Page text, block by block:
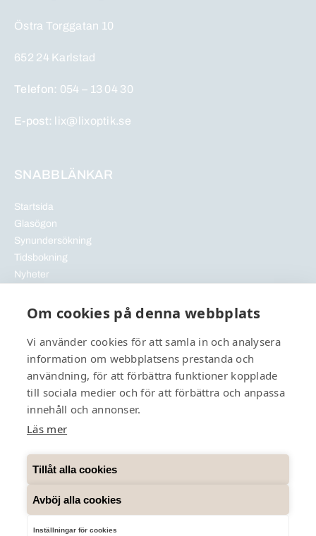
Om cookies på denna webbplats
Vi använder cookies för att samla in och analysera
information om webbplatsens prestanda och
användning, för att förbättra funktioner kopplade
till sociala medier och för att förbättra och anpassa
innehåll och annonser.
Läs mer
Tillåt alla cookies
Avböj alla cookies
Inställningar för cookies
Östra Torggatan 10
652 24 Karlstad
Telefon: 054 – 13 04 30
E-post: lix@lixoptik.se
SNABBLÄNKAR
Startsida
Glasögon
Synundersökning
Tidsbokning
Nyheter
GDPR